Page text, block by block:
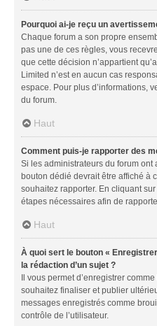
Pourquoi ai-je reçu un
Chaque forum a son propre
pas une de ces règles, vous
que cette décision n’appartient
Limited n’est en aucun cas
espace. Pour plus d’informations,
du forum.
Haut
Comment puis-je rapporter des
Si les administrateurs du forum ont
bouton dédié devrait être affiché à
souhaitez rapporter. En cliquant
étapes nécessaires afin de
Haut
À quoi sert le bouton «
la rédaction d’un sujet ?
Il vous permet d’enregistrer
souhaitez finaliser et publier
messages enregistrés comme
contrôle de l’utilisateur.